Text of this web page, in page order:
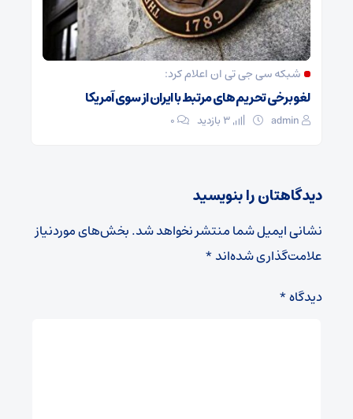
شبکه سی جی تی ان اعلام کرد:
لغو برخی تحریم های مرتبط با ایران از سوی آمریکا
admin ۰
دیدگاهتان را بنویسید
نشانی ایمیل شما منتشر نخواهد شد.بخش‌های موردنیاز
علامت‌گذاری شده‌اند*
دیدگاه*